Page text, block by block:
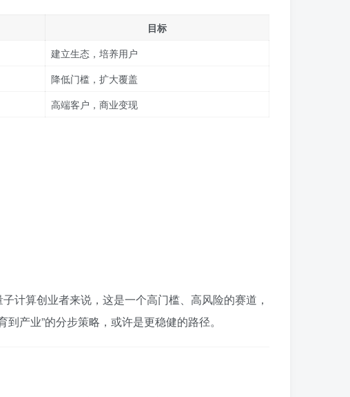
目标
建立生态，培养用户
降低门槛，扩大覆盖
高端客户，商业变现
计算创业者来说，这是一个高门槛、高风险的赛道，
产业”的分步策略，或许是更稳健的路径。